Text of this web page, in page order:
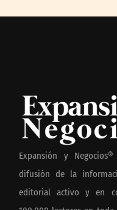
Expansión y
difusión de la
editorial activo y en